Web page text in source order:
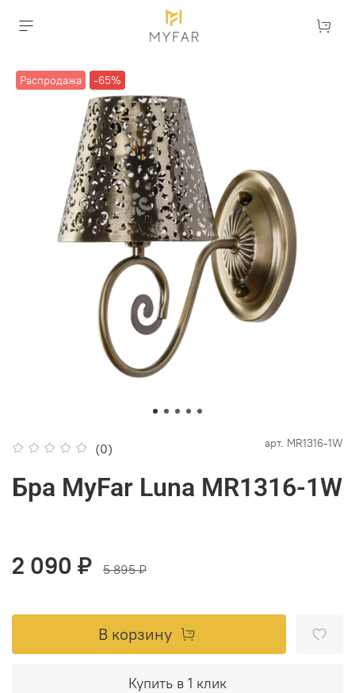
Распродажа -65%
(0) арт. MR1316-1W
Бра MyFar Luna MR1316-1W
2 090 ₽ 5 895 ₽
В корзину
Купить в 1 клик